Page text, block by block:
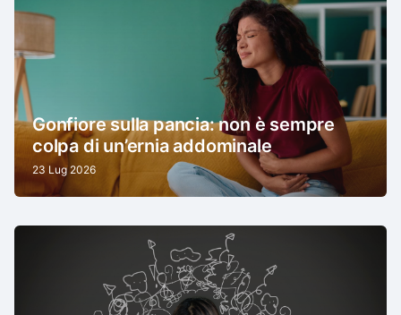
Gonfiore sulla pancia: non è sempre
colpa di un’ernia addominale
23 Lug 2026